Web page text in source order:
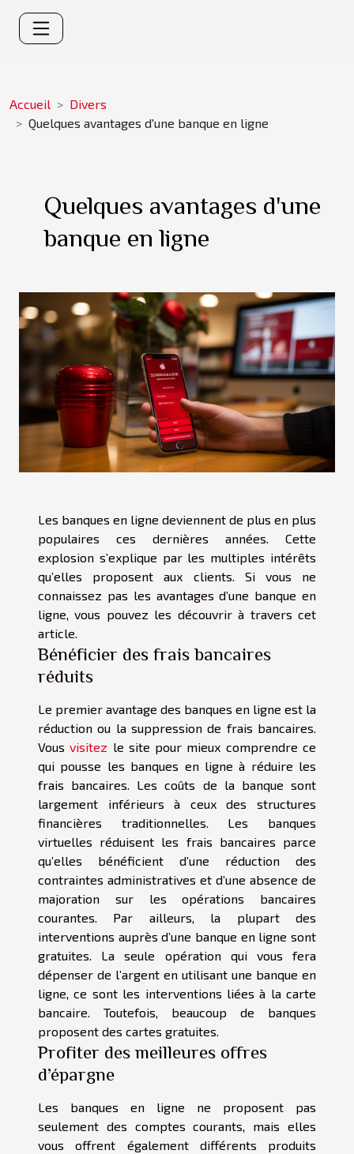
Accueil
Divers
Quelques avantages d'une banque en ligne
Quelques avantages d'une
banque en ligne
Les banques en ligne deviennent de plus en plus
populaires ces dernières années. Cette
explosion s’explique par les multiples intérêts
qu’elles proposent aux clients. Si vous ne
connaissez pas les avantages d’une banque en
ligne, vous pouvez les découvrir à travers cet
article.
Bénéficier des frais bancaires
réduits
Le premier avantage des banques en ligne est la
réduction ou la suppression de frais bancaires.
Vousvisitez le site pour mieux comprendre ce
qui pousse les banques en ligne à réduire les
frais bancaires. Les coûts de la banque sont
largement inférieurs à ceux des structures
financières traditionnelles. Les banques
virtuelles réduisent les frais bancaires parce
qu’elles bénéficient d’une réduction des
contraintes administratives et d’une absence de
majoration sur les opérations bancaires
courantes. Par ailleurs, la plupart des
interventions auprès d’une banque en ligne sont
gratuites. La seule opération qui vous fera
dépenser de l’argent en utilisant une banque en
ligne, ce sont les interventions liées à la carte
bancaire. Toutefois, beaucoup de banques
proposent des cartes gratuites.
Profiter des meilleures offres
d’épargne
Les banques en ligne ne proposent pas
seulement des comptes courants, mais elles
vous offrent également différents produits